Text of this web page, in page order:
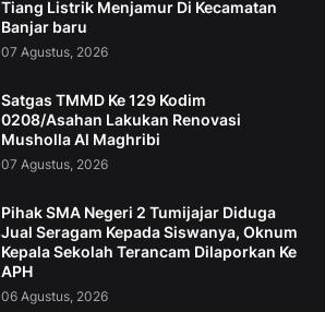
Tiang Listrik Menjamur Di Kecamatan
Banjar baru
07 Agustus, 2026
Satgas TMMD Ke 129 Kodim
0208/Asahan Lakukan Renovasi
Musholla Al Maghribi
07 Agustus, 2026
Pihak SMA Negeri 2 Tumijajar Diduga
Jual Seragam Kepada Siswanya, Oknum
Kepala Sekolah Terancam Dilaporkan Ke
APH
06 Agustus, 2026